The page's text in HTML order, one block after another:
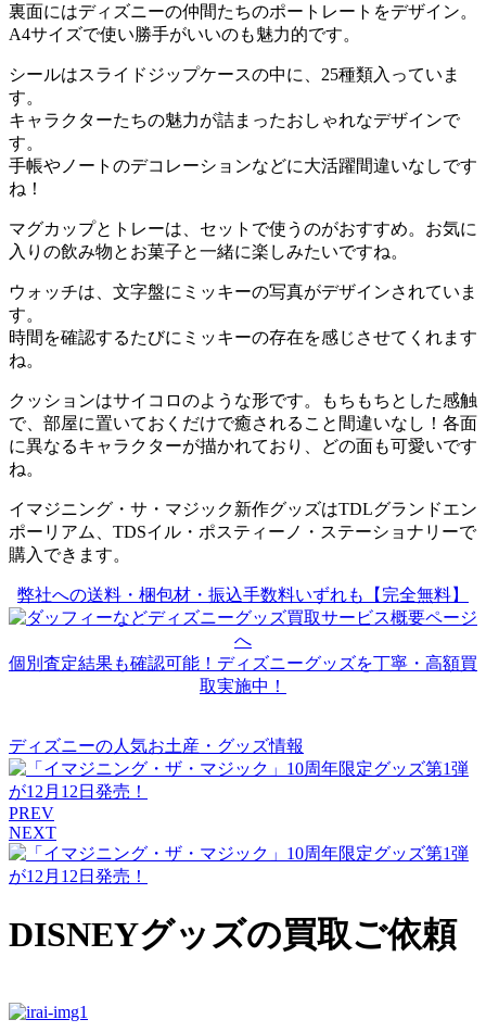
裏面にはディズニーの仲間たちのポートレートをデザイン。
A4サイズで使い勝手がいいのも魅力的です。
シールはスライドジップケースの中に、25種類入っていま
す。
キャラクターたちの魅力が詰まったおしゃれなデザインで
す。
手帳やノートのデコレーションなどに大活躍間違いなしです
ね！
マグカップとトレーは、セットで使うのがおすすめ。お気に
入りの飲み物とお菓子と一緒に楽しみたいですね。
ウォッチは、文字盤にミッキーの写真がデザインされていま
す。
時間を確認するたびにミッキーの存在を感じさせてくれます
ね。
クッションはサイコロのような形です。もちもちとした感触
で、部屋に置いておくだけで癒されること間違いなし！各面
に異なるキャラクターが描かれており、どの面も可愛いです
ね。
イマジニング・サ・マジック新作グッズはTDLグランドエン
ポーリアム、TDSイル・ポスティーノ・ステーショナリーで
購入できます。
弊社への送料・梱包材・振込手数料いずれも【完全無料】
個別査定結果も確認可能！ディズニーグッズを丁寧・高額買
取実施中！
ディズニーの人気お土産・グッズ情報
PREV
NEXT
DISNEYグッズの買取ご依頼